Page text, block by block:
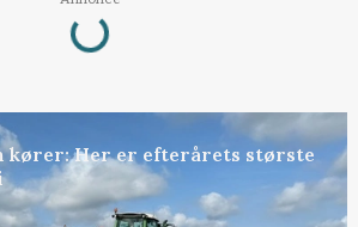
kører: Her er efterårets største